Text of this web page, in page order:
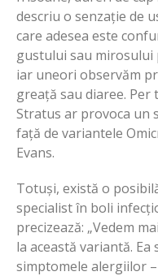
descriu o senzație de
care adesea este
gustului sau mirosului
iar uneori observăm
greață sau diaree. Per
Stratus ar provoca un
față de variantele
Evans.
Totuși, există o
specialist în boli
precizează: „Vedem
la această variantă.
simptomele alergiilor